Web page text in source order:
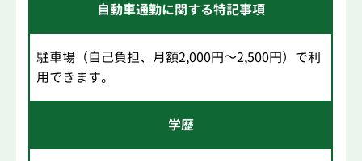
自動車通勤に関する特記事項
駐車場（自己負担、月額2,000円～2,500円）で利
用できます。
学歴